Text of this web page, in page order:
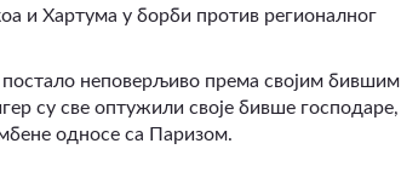
и Хартума у борби против регионалног
неповерљиво према својим бившим
су све оптужили своје бивше господаре,
односе са Паризом.